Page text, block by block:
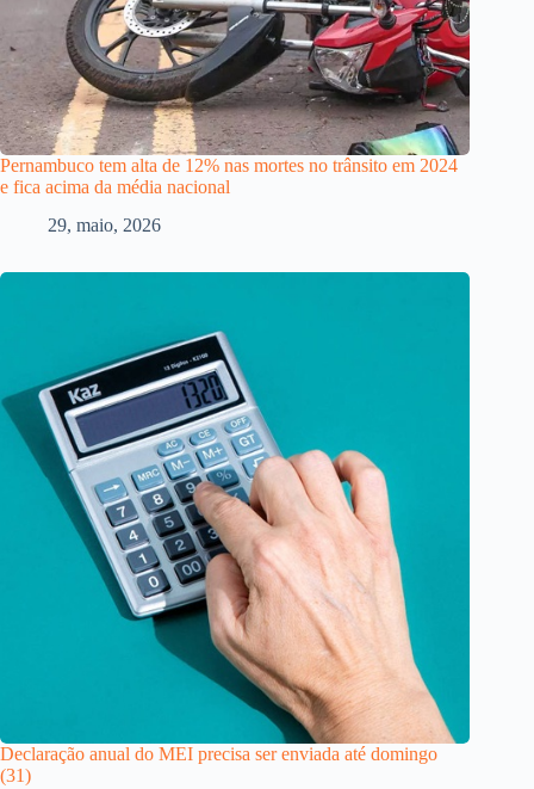
Pernambuco tem alta de 12% nas mortes no trânsito em 2024
e fica acima da média nacional
29, maio, 2026
Declaração anual do MEI precisa ser enviada até domingo
(31)